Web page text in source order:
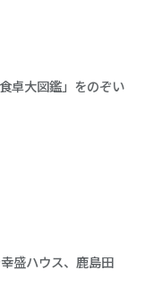
卓大図鑑」をのぞい
盛ハウス、鹿島田